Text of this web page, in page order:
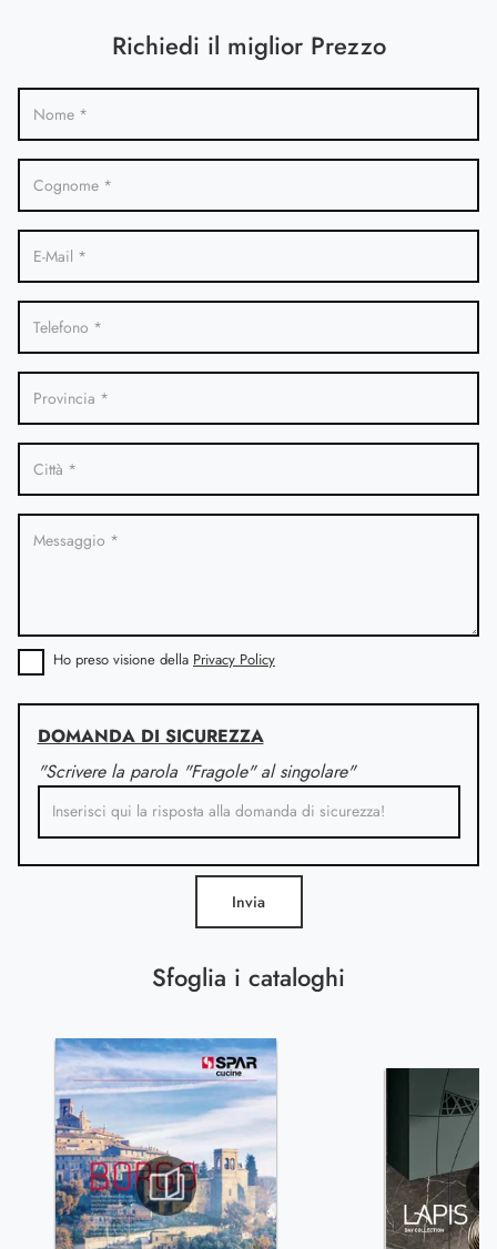
Sfoglia i cataloghi
Richiedi il miglior Prezzo
Ho preso visione della Privacy Policy
DOMANDA DI SICUREZZA
"Scrivere la parola "Fragole" al singolare"
Invia